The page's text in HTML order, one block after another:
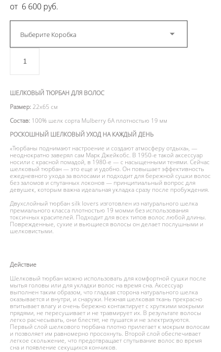
от 6 600 pуб.
Выберите Коробка
ШЕЛКОВЫЙ ТЮРБАН ДЛЯ ВОЛОС
Размер:22х65 см
Состав: 100% шелк сорта Mulberry 6А плотностью 19 мм
РОСКОШНЫЙ ШЕЛКОВЫЙ УХОД НА КАЖДЫЙ ДЕНЬ
«Тюрбаны поднимают настроение и создают атмосферу отдыха», —
неоднократно заверял сам Марк Джейкобс. В 1950-е такой аксессуар
носили с красной помадой, в 1980-е — с насыщенными тенями. Сейчас
шелковый тюрбан — это еще и удобно. Он повышает эффективность
ежедневного ухода за волосами и подходит для бережной сушки волос
без заломов и спутанных локонов — принципиальный вопрос для
девушек, которым важна идеальная укладка сразу после пробуждения.
Двухслойный тюрбан silk lovers изготовлен из натурального шелка
премиального класса плотностью 19 момми без использования
токсичных красителей. Подходит для всех типов волос любой длины.
Поврежденные, сухие и вьющиеся волосы он делает послушными и
шелковистыми.
Действие
Шелковый тюрбан можно использовать для комфортной сушки после
мытья головы или для укладки волос на время сна. Аксессуар
выполнен таким образом, что гладкая сторона натурального шелка
оказывается и внутри, и снаружи. Нежная шелковая ткань прекрасно
впитывает влагу и очень бережно контактирует с хрупкими мокрыми
прядями, не пересушивает и не травмирует их. В результате волосы
легко расчесывать, они блестят, не пушатся и не электризуются.
Первый слой шелкового тюрбана плотно прилегает к мокрым волосам
и позволяет им равномерно просохнуть. Второй слой обеспечивает
легкое скольжение, что предотвращает спутывание волос во время
сна и появление секущихся кончиков.